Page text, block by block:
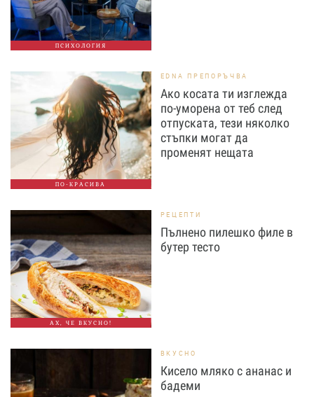
ПСИХОЛОГИЯ
ПО-КРАСИВА
EDNA ПРЕПОРЪЧВА
Ако косата ти изглежда
по-уморена от теб след
отпуската, тези няколко
стъпки могат да
променят нещата
АХ, ЧЕ ВКУСНО!
РЕЦЕПТИ
Пълнено пилешко филе в
бутер тесто
ВКУСНО
Кисело мляко с ананас и
бадеми